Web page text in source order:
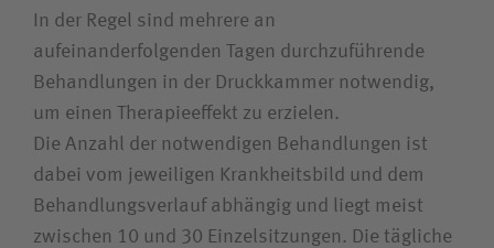
In der Regel sind mehrere an
aufeinanderfolgenden Tagen durchzuführende
Behandlungen in der Druckkammer notwendig,
um einen Therapieeffekt zu erzielen.
Die Anzahl der notwendigen Behandlungen ist
dabei vom jeweiligen Krankheitsbild und dem
Behandlungsverlauf abhängig und liegt meist
zwischen 10 und 30 Einzelsitzungen. Die tägliche